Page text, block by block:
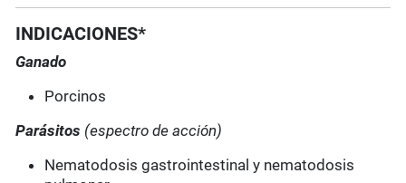
INDICACIONES*
Ganado
Porcinos
Parásitos (espectro de acción)
Nematodosis gastrointestinal y nematodosis